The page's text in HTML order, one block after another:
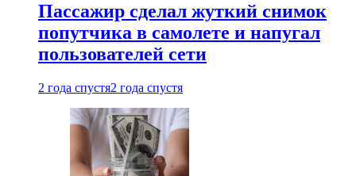
Пассажир сделал жуткий снимок
попутчика в самолете и напугал
пользователей сети
2 года спустя2 года спустя